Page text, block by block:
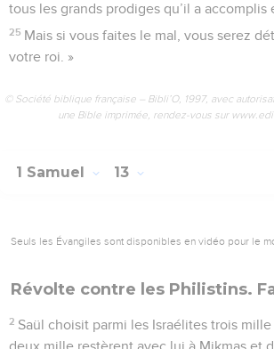
tous les grands prodiges qu’il a accomplis
25 Mais si vous faites le mal, vous serez
votre roi. »
© Société biblique française – Bibli’O, 1997, avec
une Bible imprimée, rendez-vous sur
1 Samuel 13
Seuls les Évangiles sont disponibles en vidéo pour le
Révolte contre les Philistins.
2 Saül choisit parmi les Israélites trois
deux mille restèrent avec lui à Mikmas et